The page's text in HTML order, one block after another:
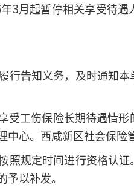
3月起暂停相关享受待
行告知义务，及时通知
受工伤保险长期待遇情
心。西咸新区社会保险
照规定时间进行资格认
以补发。